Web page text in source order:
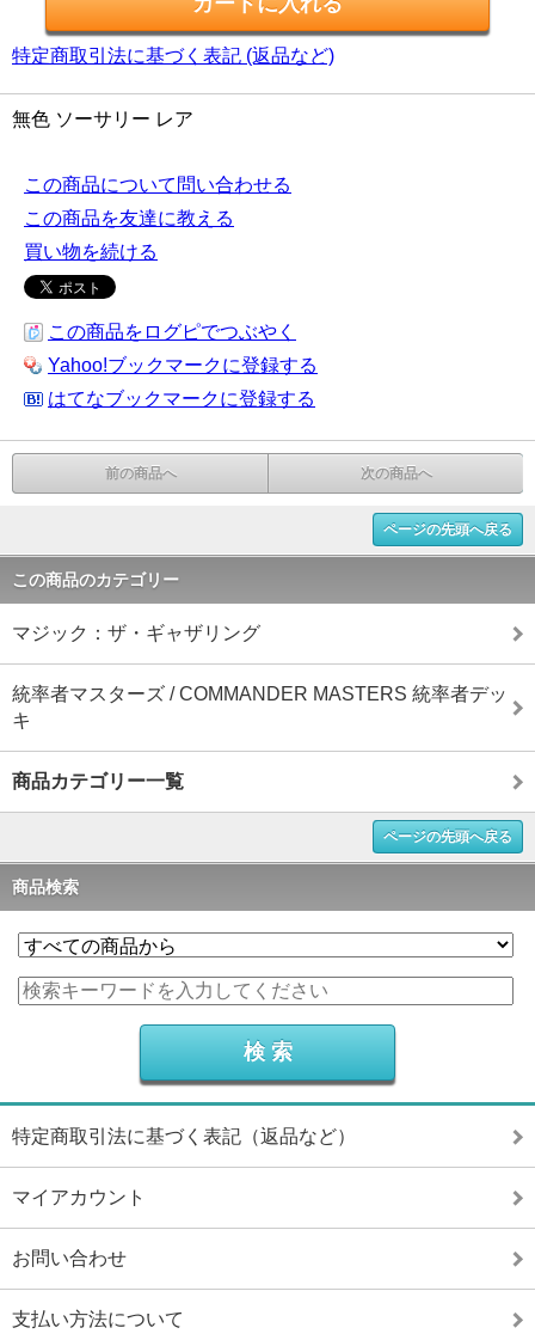
特定商取引法に基づく表記 (返品など)
無色 ソーサリー レア
この商品について問い合わせる
この商品を友達に教える
買い物を続ける
この商品をログピでつぶやく
Yahoo!ブックマークに登録する
はてなブックマークに登録する
前の商品へ 次の商品へ
ページの先頭へ戻る
この商品のカテゴリー
マジック：ザ・ギャザリング
統率者マスターズ / COMMANDER MASTERS 統率者デッ
キ
商品カテゴリー一覧
ページの先頭へ戻る
商品検索
特定商取引法に基づく表記（返品など）
マイアカウント
お問い合わせ
支払い方法について